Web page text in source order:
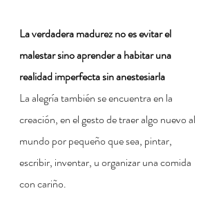
La verdadera madurez no es evitar el
malestar sino aprender a habitar una
realidad imperfecta sin anestesiarla
La alegría también se encuentra en la
creación, en el gesto de traer algo nuevo al
mundo por pequeño que sea, pintar,
escribir, inventar, u organizar una comida
con cariño.